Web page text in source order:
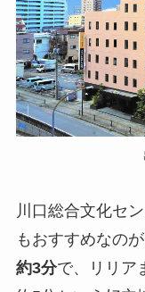
川口総合文化セ
もおすすめなの
約3分で、リリア